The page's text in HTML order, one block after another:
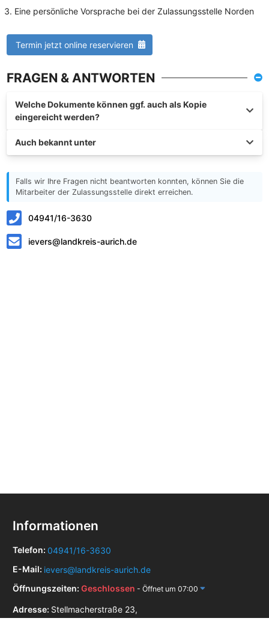
Eine persönliche Vorsprache bei der Zulassungsstelle Norden
Termin jetzt online reservieren
FRAGEN & ANTWORTEN
Welche Dokumente können ggf. auch als Kopie
eingereicht werden?
Auch bekannt unter
Falls wir Ihre Fragen nicht beantworten konnten, können Sie die
Mitarbeiter der Zulassungsstelle direkt erreichen.
04941/16-3630
ievers@landkreis-aurich.de
Informationen
Telefon: 04941/16-3630
E-Mail: ievers@landkreis-aurich.de
Öffnungszeiten: Geschlossen - Öffnet um 07:00
Adresse: Stellmacherstraße 23,